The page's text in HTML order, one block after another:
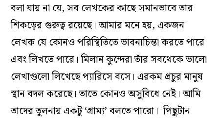
বলা যায় না যে, সব লেখকের কাছে সমানভাবে তার
শিকড়ের গুরুত্ব রয়েছে। আমার মনে হয়, একজন
লেখক যে কোনও পরিস্থিতিতে ভাবনাচিন্তা করতে পারে
এবং লিখতে পারে। মিলান কুন্দেরা তাঁর সবথেকে ভালো
লেখাগুলো লিখেছে প্যারিসে বসে। এরকম প্রচুর মানুষ
স্থান বদল করেছে। তাতে কোনও অসুবিধে নেই। আমি
তাদের তুলনায় একটু ‘গ্রাম্য’ বলতে পারো। পিছুটান